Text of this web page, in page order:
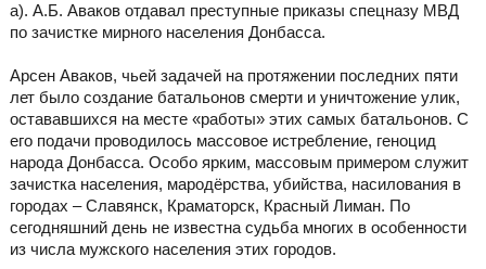
а). А.Б. Аваков отдавал преступные приказы спецназу МВД
по зачистке мирного населения Донбасса.
Арсен Аваков, чьей задачей на протяжении последних пяти
лет было создание батальонов смерти и уничтожение улик,
остававшихся на месте «работы» этих самых батальонов. С
его подачи проводилось массовое истребление, геноцид
народа Донбасса. Особо ярким, массовым примером служит
зачистка населения, мародёрства, убийства, насилования в
городах – Славянск, Краматорск, Красный Лиман. По
сегодняшний день не известна судьба многих в особенности
из числа мужского населения этих городов.